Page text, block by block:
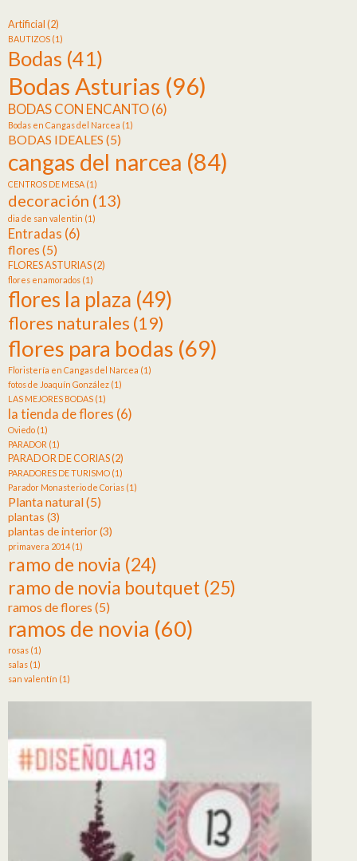
Artificial (2)
BAUTIZOS (1)
Bodas (41)
Bodas Asturias (96)
BODAS CON ENCANTO(6)
Bodas en Cangas del Narcea (1)
BODAS IDEALES (5)
cangas del narcea (84)
CENTROS DE MESA (1)
decoración (13)
dia de san valentin (1)
Entradas (6)
flores (5)
FLORES ASTURIAS(2)
flores enamorados (1)
flores la plaza (49)
flores naturales (19)
flores para bodas (69)
Floristería en Cangas del Narcea (1)
fotos de Joaquín González (1)
LAS MEJORES BODAS (1)
la tienda de flores (6)
Oviedo (1)
PARADOR (1)
PARADOR DE CORIAS(2)
PARADORES DE TURISMO (1)
Parador Monasterio de Corias (1)
Planta natural(5)
plantas (3)
plantas de interior(3)
primavera 2014(1)
ramo de novia (24)
ramo de novia boutquet (25)
ramos de flores (5)
ramos de novia (60)
rosas (1)
salas (1)
san valentín (1)